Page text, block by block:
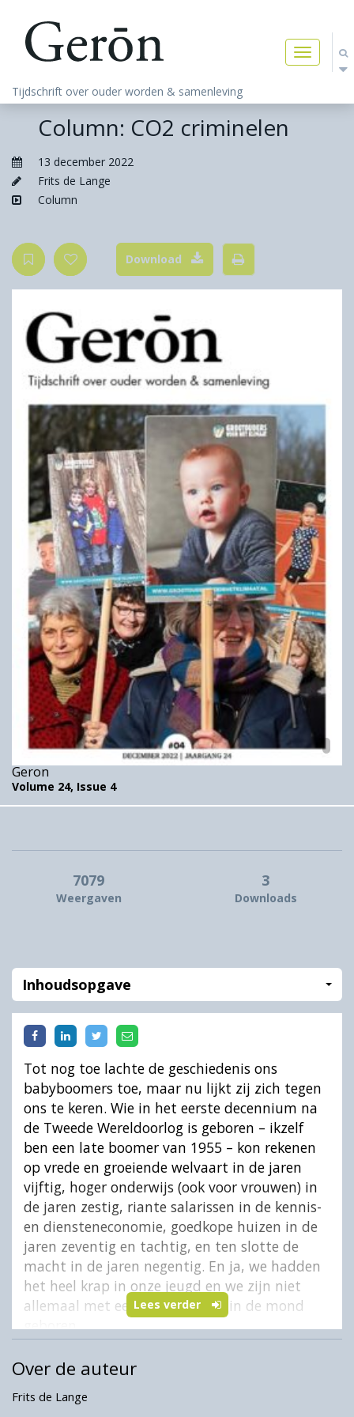
Toggle
navigation
Tijdschrift over ouder worden & samenleving
Column: CO2 criminelen
13 december 2022
Frits de Lange
Column
Download
Geron
Volume 24, Issue 4
7079
Weergaven
3
Downloads
Inhoudsopgave
Lees verder
Tot nog toe lachte de geschiedenis ons
babyboomers toe, maar nu lijkt zij zich tegen
ons te keren. Wie in het eerste decennium na
de Tweede Wereldoorlog is geboren – ikzelf
ben een late boomer van 1955 – kon rekenen
op vrede en groeiende welvaart in de jaren
vijftig, hoger onderwijs (ook voor vrouwen) in
de jaren zestig, riante salarissen in de kennis-
en diensteneconomie, goedkope huizen in de
jaren zeventig en tachtig, en ten slotte de
macht in de jaren negentig. En ja, we hadden
het heel krap in onze jeugd en we zijn niet
allemaal met een gouden lepel in de mond
geboren.
doorgaans voor de wind. Nu we vergrijzen
zitten we er warmpjes bij dankzij het gas van
Over de auteur
Frits de Lange